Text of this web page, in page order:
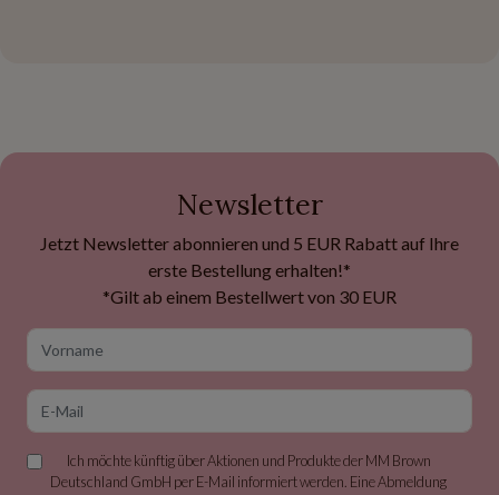
Newsletter
Jetzt Newsletter abonnieren und 5 EUR Rabatt auf Ihre
erste Bestellung erhalten!*
*Gilt ab einem Bestellwert von 30 EUR
Ich möchte künftig über Aktionen und Produkte der MM Brown
Deutschland GmbH per E-Mail informiert werden. Eine Abmeldung